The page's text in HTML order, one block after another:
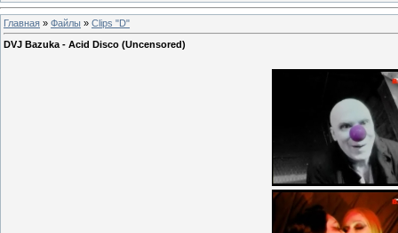
Главная » Файлы » Clips "D"
DVJ Bazuka - Acid Disco (Uncensored)